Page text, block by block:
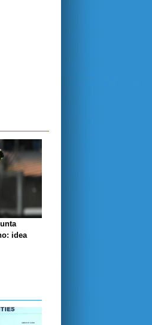
idea